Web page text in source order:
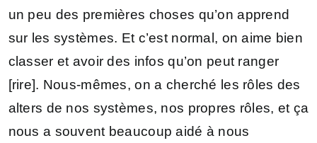
un peu des premières choses qu’on apprend
sur les systèmes. Et c’est normal, on aime bien
classer et avoir des infos qu’on peut ranger
[rire]. Nous-mêmes, on a cherché les rôles des
alters de nos systèmes, nos propres rôles, et ça
nous a souvent beaucoup aidé à nous